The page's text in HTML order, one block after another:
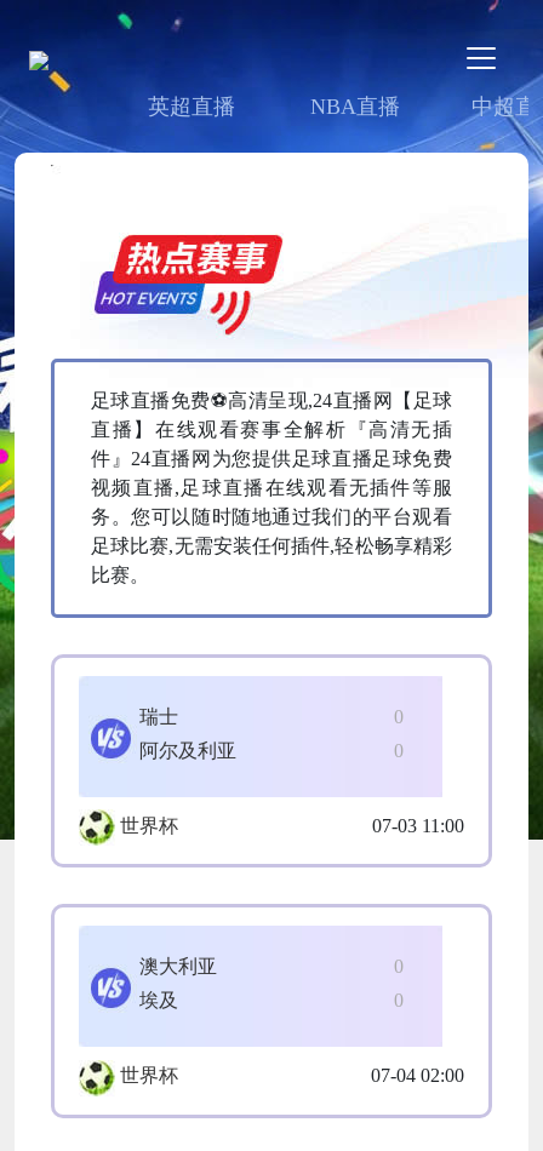
英超直播 NBA直播 中超直
足球直播免费⚽高清呈现,24直播网【足球
直播】在线观看赛事全解析『高清无插
件』24直播网为您提供足球直播足球免费
视频直播,足球直播在线观看无插件等服
务。您可以随时随地通过我们的平台观看
足球比赛,无需安装任何插件,轻松畅享精彩
比赛。
0
瑞士
0
阿尔及利亚
世界杯 07-03 11:00
0
澳大利亚
0
埃及
世界杯 07-04 02:00